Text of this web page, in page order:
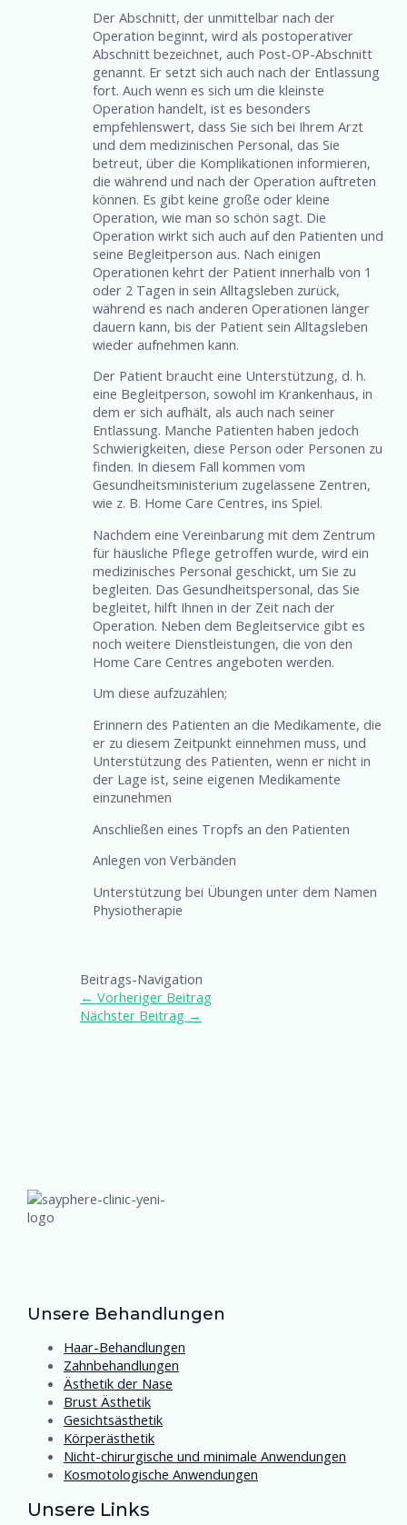
Der Abschnitt, der unmittelbar nach der
Operation beginnt, wird als postoperativer
Abschnitt bezeichnet, auch Post-OP-Abschnitt
genannt. Er setzt sich auch nach der Entlassung
fort. Auch wenn es sich um die kleinste
Operation handelt, ist es besonders
empfehlenswert, dass Sie sich bei Ihrem Arzt
und dem medizinischen Personal, das Sie
betreut, über die Komplikationen informieren,
die während und nach der Operation auftreten
können. Es gibt keine große oder kleine
Operation, wie man so schön sagt. Die
Operation wirkt sich auch auf den Patienten und
seine Begleitperson aus. Nach einigen
Operationen kehrt der Patient innerhalb von 1
oder 2 Tagen in sein Alltagsleben zurück,
während es nach anderen Operationen länger
dauern kann, bis der Patient sein Alltagsleben
wieder aufnehmen kann.
Der Patient braucht eine Unterstützung, d. h.
eine Begleitperson, sowohl im Krankenhaus, in
dem er sich aufhält, als auch nach seiner
Entlassung. Manche Patienten haben jedoch
Schwierigkeiten, diese Person oder Personen zu
finden. In diesem Fall kommen vom
Gesundheitsministerium zugelassene Zentren,
wie z. B. Home Care Centres, ins Spiel.
Nachdem eine Vereinbarung mit dem Zentrum
für häusliche Pflege getroffen wurde, wird ein
medizinisches Personal geschickt, um Sie zu
begleiten. Das Gesundheitspersonal, das Sie
begleitet, hilft Ihnen in der Zeit nach der
Operation. Neben dem Begleitservice gibt es
noch weitere Dienstleistungen, die von den
Home Care Centres angeboten werden.
Um diese aufzuzählen;
Erinnern des Patienten an die Medikamente, die
er zu diesem Zeitpunkt einnehmen muss, und
Unterstützung des Patienten, wenn er nicht in
der Lage ist, seine eigenen Medikamente
einzunehmen
Anschließen eines Tropfs an den Patienten
Anlegen von Verbänden
Unterstützung bei Übungen unter dem Namen
Physiotherapie
Beitrags-Navigation
← Vorheriger Beitrag
Nächster Beitrag →
Unsere Behandlungen
Haar-Behandlungen
Zahnbehandlungen
Ästhetik der Nase
Brust Ästhetik
Gesichtsästhetik
Körperästhetik
Nicht-chirurgische und minimale Anwendungen
Kosmotologische Anwendungen
Unsere Links